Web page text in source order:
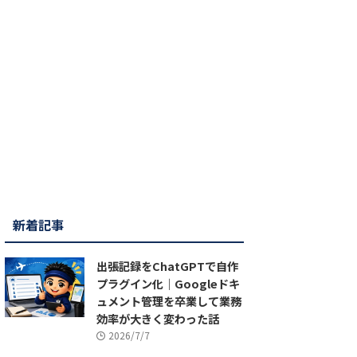
新着記事
出張記録をChatGPTで自作
プラグイン化｜Googleドキ
ュメント管理を卒業して業務
効率が大きく変わった話
2026/7/7